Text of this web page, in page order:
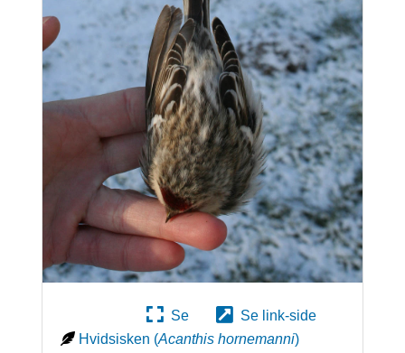
Se
Se link-side
Hvidsisken (Acanthis hornemanni)